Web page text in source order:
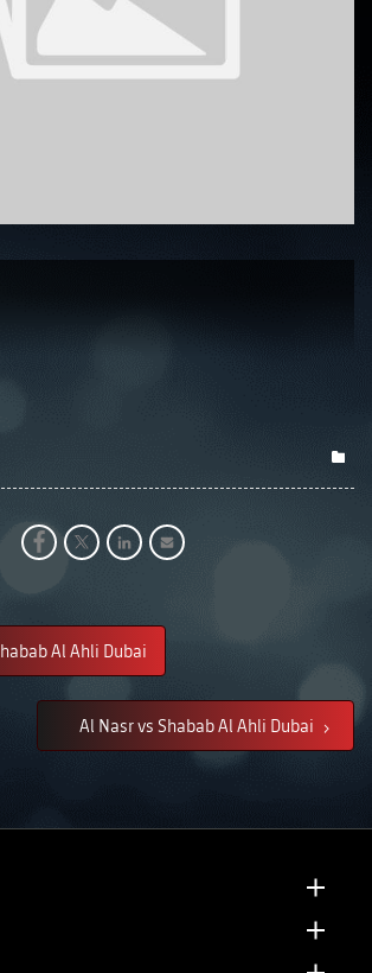
Al Ahli Dubai
Al Nasr vs Shabab Al Ahli Dubai